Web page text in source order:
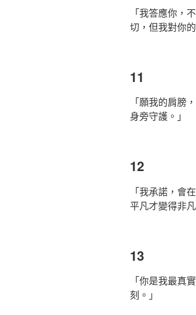
「我答應你，
切，但我對你
11
「願我的肩膀
身旁守護。」
12
「我承諾，會
平凡才變得非凡
13
「你是我最真
刻。」